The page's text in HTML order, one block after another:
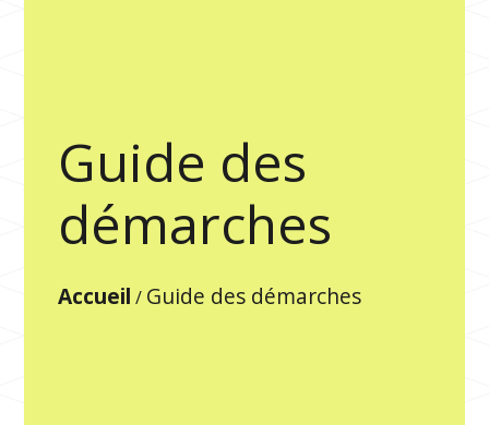
Guide des
démarches
Accueil / Guide des démarches